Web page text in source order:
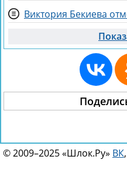
© 2009–2025 «Шлок.Ру» ВК,